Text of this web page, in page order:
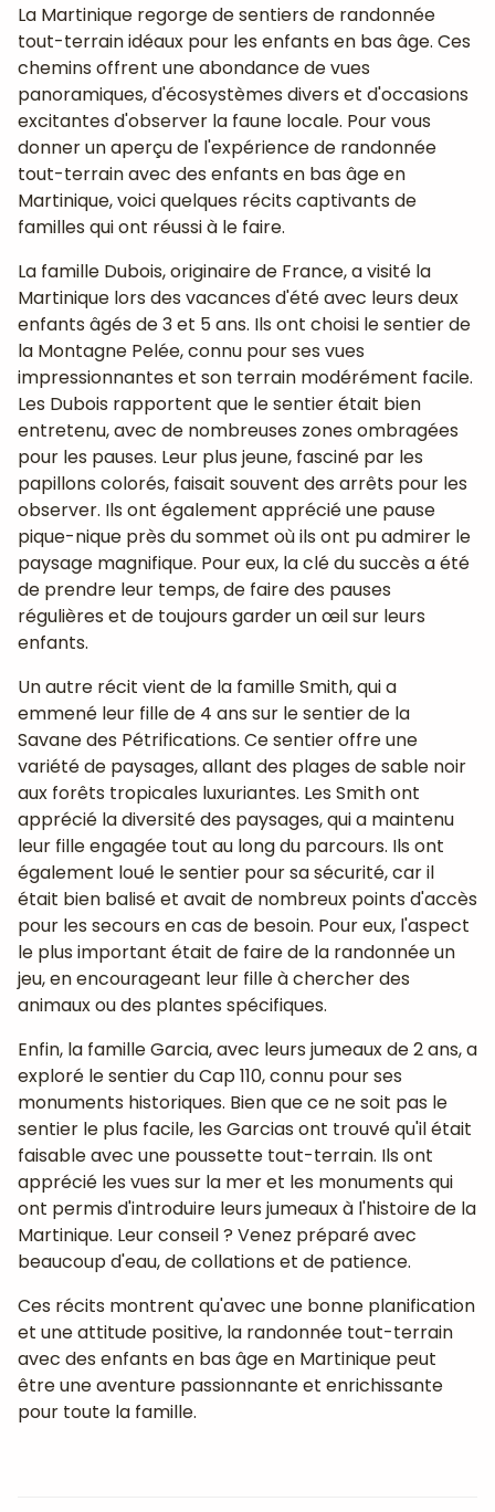
La Martinique regorge de sentiers de randonnée
tout-terrain idéaux pour les enfants en bas âge. Ces
chemins offrent une abondance de vues
panoramiques, d'écosystèmes divers et d'occasions
excitantes d'observer la faune locale. Pour vous
donner un aperçu de l'expérience de randonnée
tout-terrain avec des enfants en bas âge en
Martinique, voici quelques récits captivants de
familles qui ont réussi à le faire.
La famille Dubois, originaire de France, a visité la
Martinique lors des vacances d'été avec leurs deux
enfants âgés de 3 et 5 ans. Ils ont choisi le sentier de
la Montagne Pelée, connu pour ses vues
impressionnantes et son terrain modérément facile.
Les Dubois rapportent que le sentier était bien
entretenu, avec de nombreuses zones ombragées
pour les pauses. Leur plus jeune, fasciné par les
papillons colorés, faisait souvent des arrêts pour les
observer. Ils ont également apprécié une pause
pique-nique près du sommet où ils ont pu admirer le
paysage magnifique. Pour eux, la clé du succès a été
de prendre leur temps, de faire des pauses
régulières et de toujours garder un œil sur leurs
enfants.
Un autre récit vient de la famille Smith, qui a
emmené leur fille de 4 ans sur le sentier de la
Savane des Pétrifications. Ce sentier offre une
variété de paysages, allant des plages de sable noir
aux forêts tropicales luxuriantes. Les Smith ont
apprécié la diversité des paysages, qui a maintenu
leur fille engagée tout au long du parcours. Ils ont
également loué le sentier pour sa sécurité, car il
était bien balisé et avait de nombreux points d'accès
pour les secours en cas de besoin. Pour eux, l'aspect
le plus important était de faire de la randonnée un
jeu, en encourageant leur fille à chercher des
animaux ou des plantes spécifiques.
Enfin, la famille Garcia, avec leurs jumeaux de 2 ans, a
exploré le sentier du Cap 110, connu pour ses
monuments historiques. Bien que ce ne soit pas le
sentier le plus facile, les Garcias ont trouvé qu'il était
faisable avec une poussette tout-terrain. Ils ont
apprécié les vues sur la mer et les monuments qui
ont permis d'introduire leurs jumeaux à l'histoire de la
Martinique. Leur conseil ? Venez préparé avec
beaucoup d'eau, de collations et de patience.
Ces récits montrent qu'avec une bonne planification
et une attitude positive, la randonnée tout-terrain
avec des enfants en bas âge en Martinique peut
être une aventure passionnante et enrichissante
pour toute la famille.